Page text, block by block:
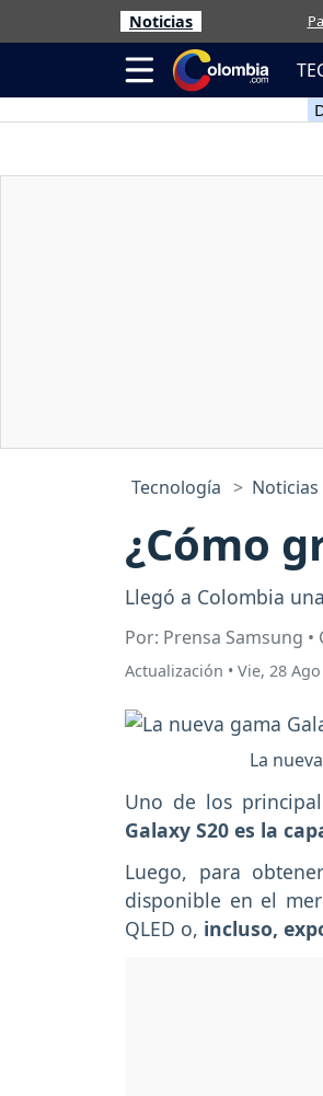
Noticias
Tecnología Noticias
¿Cómo
Llegó a Colombia
Por: Prensa Samsung
Actualización • Vie, 28
La
Uno de los
Galaxy S20 es la
Luego, para
disponible en el
QLED o, incluso,